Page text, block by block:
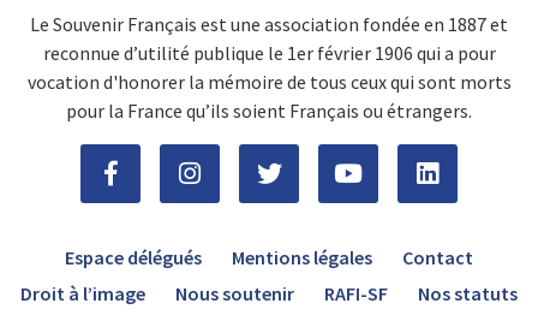
Le Souvenir Français est une association fondée en 1887 et
reconnue d’utilité publique le 1er février 1906 qui a pour
vocation d'honorer la mémoire de tous ceux qui sont morts
pour la France qu’ils soient Français ou étrangers.
Espace délégués Mentions légales
Contact
Droit à l’image
Nous soutenir RAFI-SF Nos statuts